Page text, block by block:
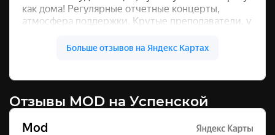
Отзывы MOD на Успенской